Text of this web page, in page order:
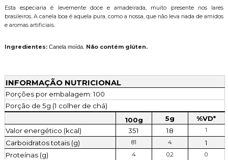
Esta especiaria é levemente doce e amadeirada, muito presente nos lares
brasileiros. A canela boa é aquela pura, como a nossa, que não leva nada de amidos
e aromas artificiais.
Ingredientes:Canela moída. Não contém glúten.
INFORMAÇÃO NUTRICIONAL
Porções por embalagem: 100
Porção de 5g (1 colher de chá)
100g
5g
%VD*
Valor energético (kcal)
351 18 1
Carboidratos totais (g) 81 4
1
Proteínas (g)
4 0,2 0